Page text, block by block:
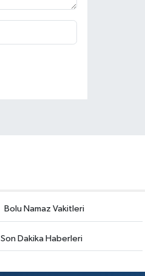
Bolu Namaz Vakitleri
Son Dakika Haberleri